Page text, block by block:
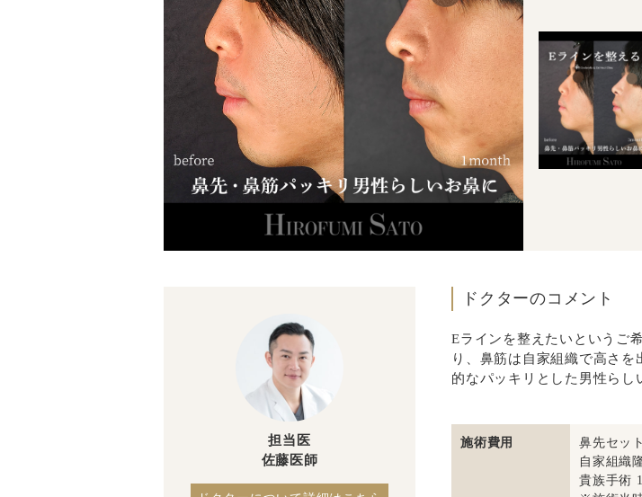
ドクターのコメント
Eラインを整えたいというご
り、鼻筋は自家組織で高さ
的なパッキリとした男性らし
担当医
佐藤医師
施術費用
鼻先セッ
自家組織
貴族手術